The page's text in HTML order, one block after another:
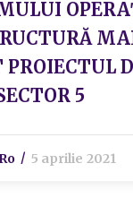
PROIECTUL
5
5 aprilie 2021